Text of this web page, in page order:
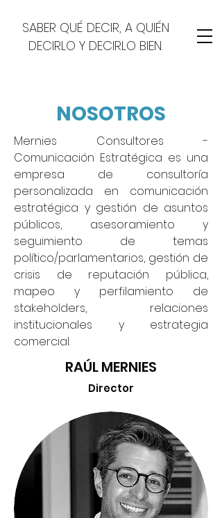
SABER QUÉ DECIR, A QUIÉN
DECIRLO Y DECIRLO BIEN.
NOSOTROS
Mernies Consultores -
Comunicación Estratégica es una
empresa de consultoría
personalizada en comunicación
estratégica y gestión de asuntos
públicos, asesoramiento y
seguimiento de temas
político/parlamentarios, gestión de
crisis de reputación pública,
mapeo y perfilamiento de
stakeholders, relaciones
institucionales y estrategia
comercial.
RAÚL MERNIES
Director